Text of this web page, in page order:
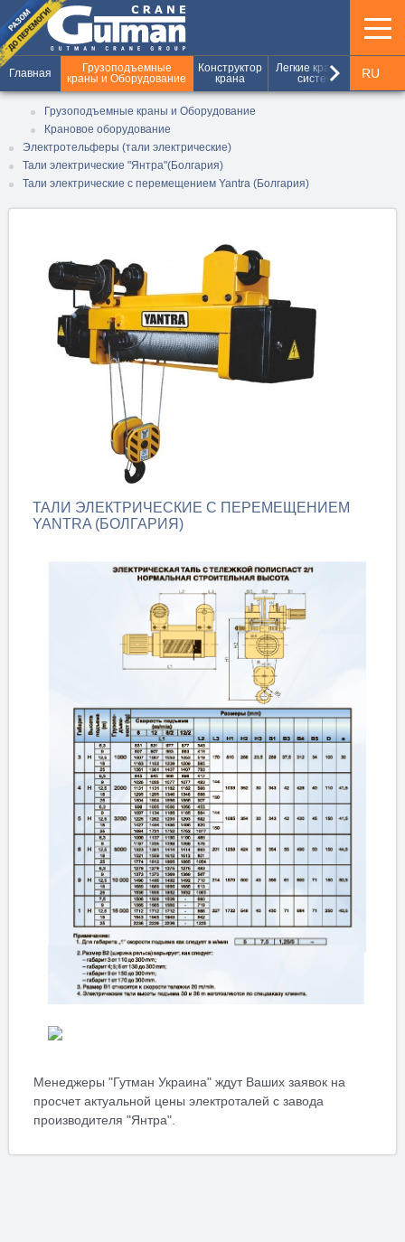
Главная
Грузоподъемные
краны и Оборудование
Конструктор
крана
Легкие крановые
системы
keyboard_arrow_right RU
Грузоподъемные краны и Оборудование
Крановое оборудование
Электротельферы (тали электрические)
Тали электрические "Янтра"(Болгария)
Тали электрические с перемещением Yantra (Болгария)
ТАЛИ ЭЛЕКТРИЧЕСКИЕ С ПЕРЕМЕЩЕНИЕМ
YANTRA (БОЛГАРИЯ)
Менеджеры "Гутман Украина" ждут Ваших заявок на
просчет актуальной цены электроталей с завода
производителя "Янтра".